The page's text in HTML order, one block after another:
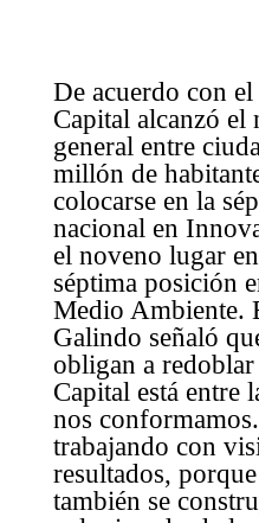
De acuerdo con
Capital alcanzó el
general entre
millón de
colocarse en la
nacional en
el noveno lugar
séptima posición
Medio Ambiente.
Galindo señaló
obligan a
Capital está entre
nos
trabajando con
resultados,
también se